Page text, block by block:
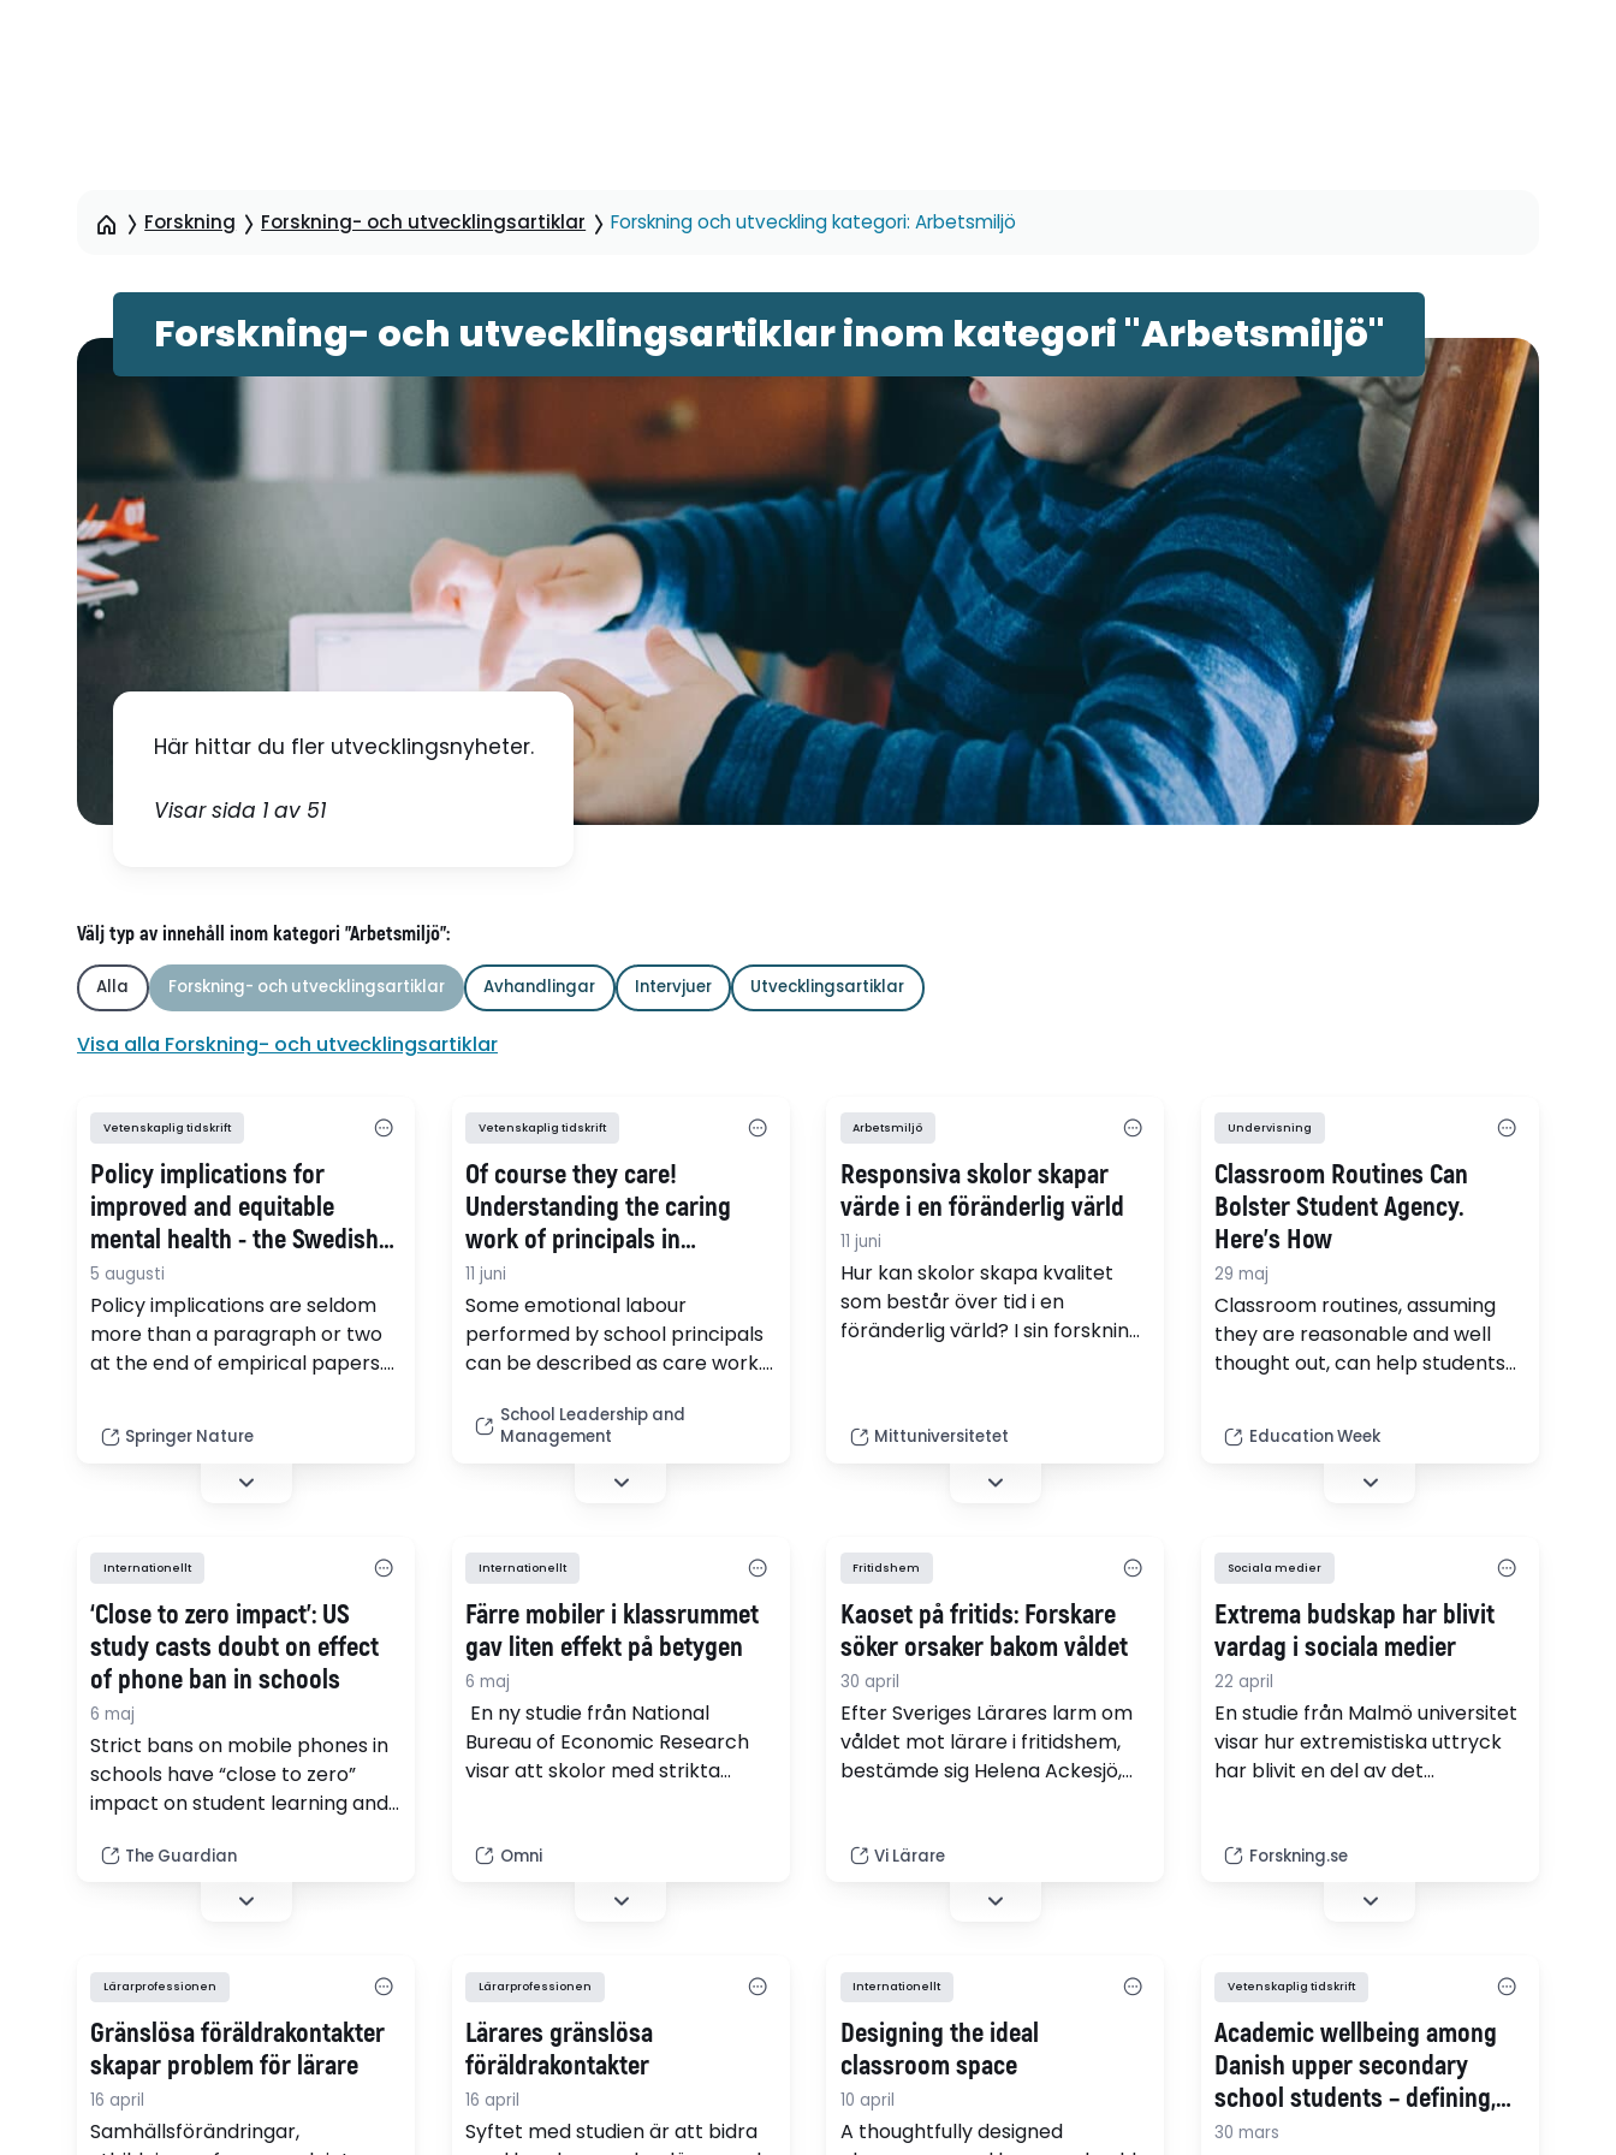
Forskning Forskning- och utvecklingsartiklar Forskning och utveckling kategori: Arbetsmiljö
Forskning- och utvecklingsartiklar inom kategori "Arbetsmiljö"
Här hittar du fler utvecklingsnyheter.
Visar sida 1 av 51
Välj typ av innehåll inom kategori "Arbetsmiljö":
Alla Forskning- och utvecklingsartiklar Avhandlingar Intervjuer Utvecklingsartiklar
Visa alla Forskning- och utvecklingsartiklar
Vetenskaplig tidskrift
Policy implications for
improved and equitable
mental health - the Swedish
case: a summative content
analysis of findings across
26 years from two qualitative
meta-syntheses
5 augusti
Policy implications are seldom
more than a paragraph or two
at the end of empirical papers.
mental health across life
through qualitative analysis of
school-leaver cohort. From the
suggest policies for primary
prevention aimed at…
Springer Nature
Vetenskaplig tidskrift
Of course they care!
Understanding the caring
work of principals in
Australian government
schools
11 juni
Some emotional labour
performed by school principals
can be described as care work.
performed by 40 principals who
shared their feelings about
managing a critical incident via a
School Leadership and
Management
Arbetsmiljö
Responsiva skolor skapar
värde i en föränderlig värld
11 juni
Hur kan skolor skapa kvalitet
som består över tid i en
föränderlig värld? I sin forskning
förmåga att skapa värde
genom tillit, samarbete och
Mittuniversitetet
Undervisning
Classroom Routines Can
Bolster Student Agency.
Here’s How
29 maj
Classroom routines, assuming
they are reasonable and well
thought out, can help students
Education Week
Internationellt
‘Close to zero impact’: US
study casts doubt on effect
of phone ban in schools
6 maj
Strict bans on mobile phones in
schools have “close to zero”
impact on student learning and
improvements in attendance or
online bullying, a study has
The Guardian
Internationellt
Färre mobiler i klassrummet
gav liten effekt på betygen
6 maj
En ny studie från National
Bureau of Economic Research
visar att skolor med strikta
mål.Omni
Fritidshem
Kaoset på fritids: Forskare
söker orsaker bakom våldet
30 april
Efter Sveriges Lärares larm om
våldet mot lärare i fritidshem,
bestämde sig Helena Ackesjö,
identifiera risker och hitta
lösningar på vad som kan göra
yrket mer hållbart. Fynden
ensamarbete, outbildad
personal.
Vi Lärare
Sociala medier
Extrema budskap har blivit
vardag i sociala medier
22 april
En studie från Malmö universitet
visar hur extremistiska uttryck
har blivit en del av det
våldsbejakande budskap sprids
öppet i sociala mediers
kommentarsfält – ofta utan att
Forskning.se
Lärarprofessionen
Gränslösa föräldrakontakter
skapar problem för lärare
16 april
Samhällsförändringar,
Lärarprofessionen
Lärares gränslösa
föräldrakontakter
16 april
Syftet med studien är att bidra
Internationellt
Designing the ideal
classroom space
10 april
A thoughtfully designed
Vetenskaplig tidskrift
Academic wellbeing among
Danish upper secondary
school students – defining,
validating, and exploring
30 mars